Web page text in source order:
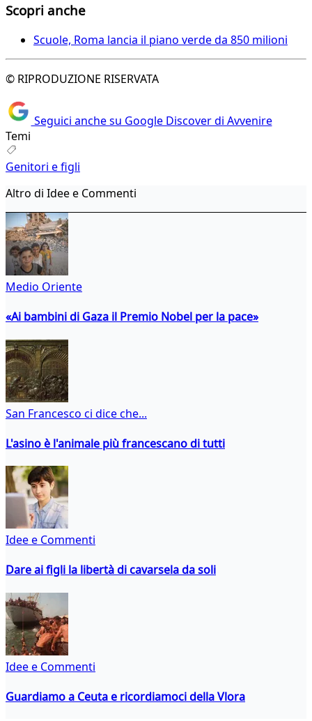
Scopri anche
Scuole, Roma lancia il piano verde da 850 milioni
© RIPRODUZIONE RISERVATA
Seguici anche su Google Discover di Avvenire
Temi
Genitori e figli
Altro di Idee e Commenti
Medio Oriente
«Ai bambini di Gaza il Premio Nobel per la pace»
San Francesco ci dice che...
L'asino è l'animale più francescano di tutti
Idee e Commenti
Dare ai figli la libertà di cavarsela da soli
Idee e Commenti
Guardiamo a Ceuta e ricordiamoci della Vlora